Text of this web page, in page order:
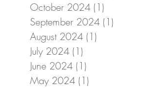
October 2024 (1)
September 2024 (1)
August 2024 (1)
July 2024 (1)
June 2024 (1)
May 2024 (1)